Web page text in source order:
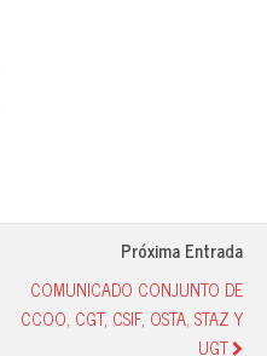
Próxima Entrada
COMUNICADO CONJUNTO DE
CCOO, CGT, CSIF, OSTA, STAZ Y
UGT